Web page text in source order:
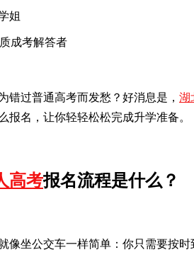
姐
成考解答者
错过普通高考而发愁？好消息是， 湖
报名，让你轻轻松松完成升学准备。
高考报名流程是什么？
像坐公交车一样简单：你只需要按